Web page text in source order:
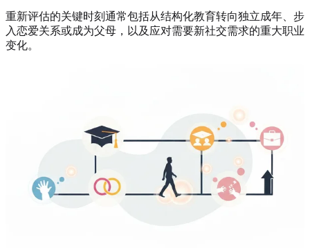
重新评估的关键时刻通常包括从结构化教育转向独立成年、步
入恋爱关系或成为父母，以及应对需要新社交需求的重大职业
变化。